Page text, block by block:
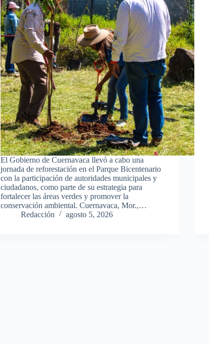
El Gobierno de Cuernavaca llevó a cabo una
jornada de reforestación en el Parque Bicentenario
con la participación de autoridades municipales y
ciudadanos, como parte de su estrategia para
fortalecer las áreas verdes y promover la
conservación ambiental. Cuernavaca, Mor.,…
Redacción
agosto 5, 2026